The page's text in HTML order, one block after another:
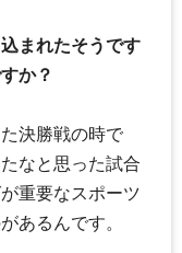
まれたそうです
か？
決勝戦の時で
なと思った試合
重要なスポーツ
あるんです。